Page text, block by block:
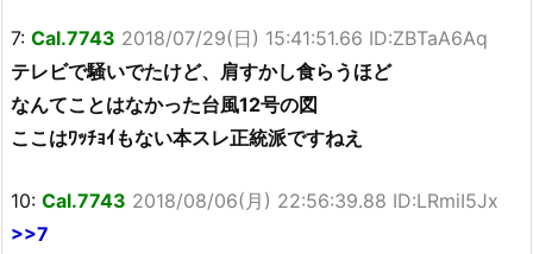
7: Cal.7743 2018/07/29(日) 15:41:51.66 ID:ZBTaA6Aq
テレビで騒いでたけど、肩すかし食らうほど
なんてことはなかった台風12号の図
ここはﾜｯﾁｮｲもない本スレ正統派ですねえ
10: Cal.7743 2018/08/06(月) 22:56:39.88 ID:LRmiI5Jx
>>7